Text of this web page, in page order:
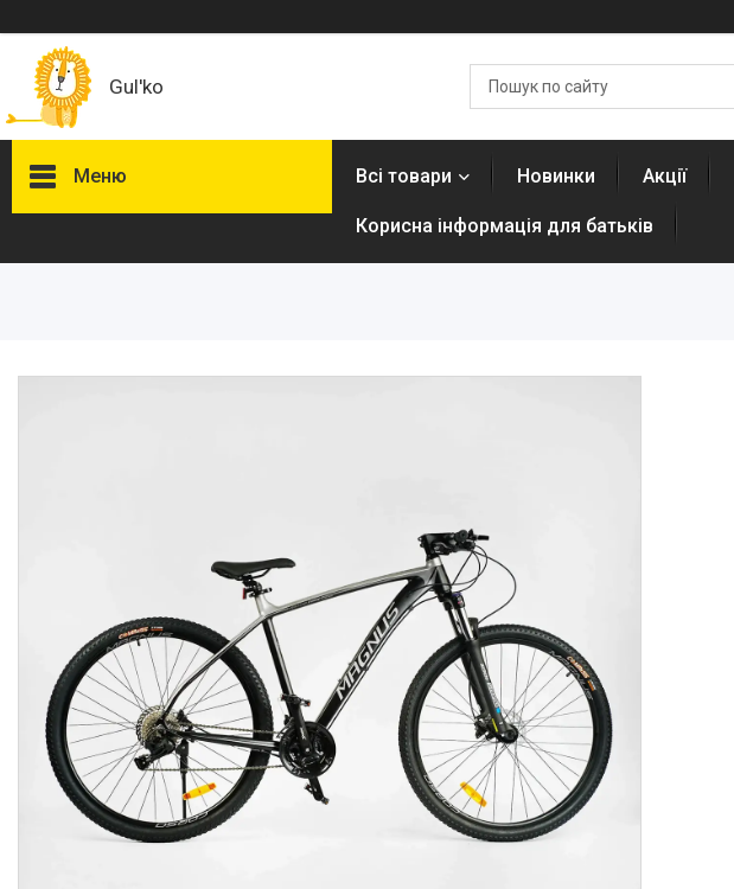
Gul'ko
Меню
Дитячий транспорт
Засоби особистої гігієни
Дитяче харчування
Одяг дитячий
Переноски для дітей
Дитяча безпека
Басейни каркасні
Валізи дитячі
Всі товари Новинки Акції
Корисна інформація для батьків